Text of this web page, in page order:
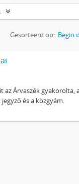
Gesorteerd op: Begin
Árvaszék
és a közgyám.